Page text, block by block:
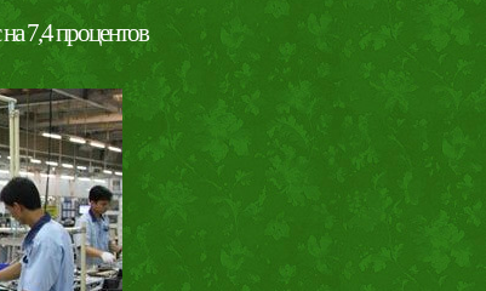
7,4 процентов